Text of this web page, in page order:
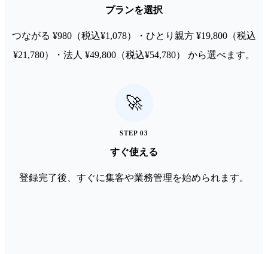
プランを選択
つながる ¥980（税込¥1,078）・ひとり親方 ¥19,800（税込
¥21,780）・法人 ¥49,800（税込¥54,780） から選べます。
🚀
STEP03
すぐ使える
登録完了後、すぐに集客や業務管理を始められます。